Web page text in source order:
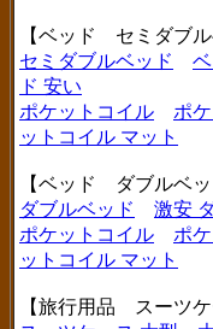
【ベッド セミダブル
セミダブルベッド
ド 安い
ポケットコイル
ポ
ットコイル マット
【ベッド ダブルベッ
ダブルベッド
激安
ポケットコイル
ポ
ットコイル マット
【旅行用品 スーツケ